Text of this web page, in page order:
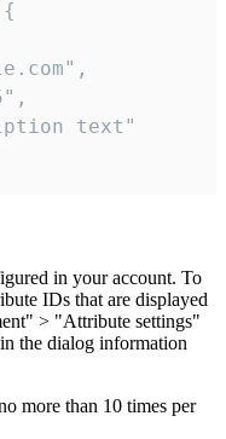
text"
in your account. To
IDs that are displayed
> "Attribute settings"
the dialog information
more than 10 times per